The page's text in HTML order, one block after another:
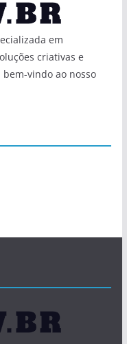
em
criativas e
vindo ao nosso